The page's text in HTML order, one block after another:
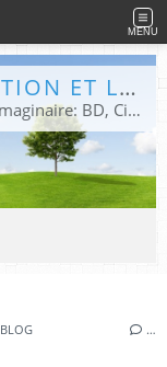
MENU
SITE SUR LA SCIENCE-FICTION ET LE FANTASTIQUE
Site sur toute la culture des genres de l'imaginaire: BD, Cinéma, Livre, Jeux, Théâtre. Présent dans les principaux festivals de film fantastique e de science-fiction, salons et conventions.
…